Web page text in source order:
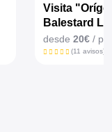
Visita
Balestard
desde20€ /
(11 avisos)